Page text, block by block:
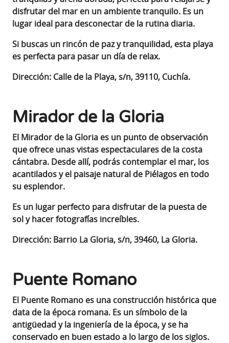
disfrutar del mar en un ambiente tranquilo. Es un
lugar ideal para desconectar de la rutina diaria.
Si buscas un rincón de paz y tranquilidad, esta playa
es perfecta para pasar un día de relax.
Dirección: Calle de la Playa, s/n, 39110, Cuchía.
Mirador de la Gloria
El Mirador de la Gloria es un punto de observación
que ofrece unas vistas espectaculares de la costa
cántabra. Desde allí, podrás contemplar el mar, los
acantilados y el paisaje natural de Piélagos en todo
su esplendor.
Es un lugar perfecto para disfrutar de la puesta de
sol y hacer fotografías increíbles.
Dirección: Barrio La Gloria, s/n, 39460, La Gloria.
Puente Romano
El Puente Romano es una construcción histórica que
data de la época romana. Es un símbolo de la
antigüedad y la ingeniería de la época, y se ha
conservado en buen estado a lo largo de los siglos.